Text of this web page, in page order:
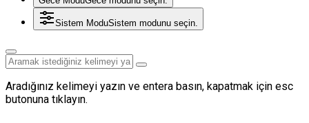
Sistem ModuSistem modunu seçin.
Aradığınız kelimeyi yazın ve entera basın, kapatmak için esc
butonuna tıklayın.